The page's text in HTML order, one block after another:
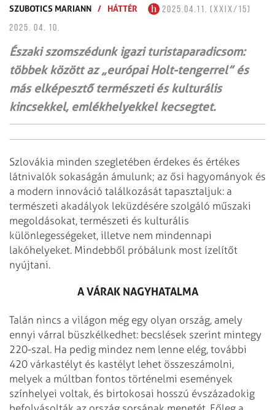
SZUBOTICS MARIANN / HÁTTÉR
2025.04.11. (XXIX/15)
2025. 04. 10.
Északi szomszédunk igazi turistaparadicsom:
többek között az „európai Holt-tengerrel” és
más elképesztő természeti és kulturális
kincsekkel, emlékhelyekkel kecsegtet.
Szlovákia minden szegletében érdekes és értékes
látnivalók sokaságán ámulunk; az ősi hagyományok és
a modern innováció találkozását tapasztaljuk: a
természeti akadályok leküzdésére szolgáló műszaki
megoldásokat, természeti és kulturális
különlegességeket, illetve nem mindennapi
lakóhelyeket. Mindebből próbálunk most ízelítőt
nyújtani.
A VÁRAK NAGYHATALMA
Talán nincs a világon még egy olyan ország, amely
ennyi várral büszkélkedhet: becslések szerint mintegy
220-szal. Ha pedig mindez nem lenne elég, további
420 várkastélyt és kastélyt lehet összeszámolni,
melyek a múltban fontos történelmi események
színhelyei voltak, és birtokosai hosszú évszázadokig